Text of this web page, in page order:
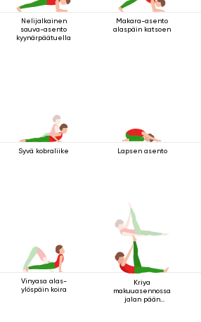
Nelijalkainen
sauva-asento
kyynärpäätuella
Makara-asento
alaspäin katsoen
Syvä kobraliike Lapsen asento
Vinyasa alas-
ylöspäin koira
Kriya
makuuasennossa
jalan pään